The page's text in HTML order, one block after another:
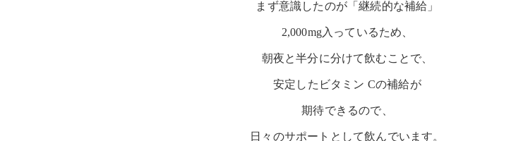
まず意識したのが「継続的な補給」
2,000mg入っているため、
朝夜と半分に分けて飲むことで、
安定したビタミン Cの補給が
期待できるので、
日々のサポートとして飲んでいます。